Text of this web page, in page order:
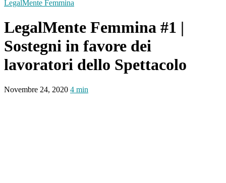
LegalMente Femmina
LegalMente Femmina #1 |
Sostegni in favore dei
lavoratori dello Spettacolo
Novembre 24, 2020 4 min